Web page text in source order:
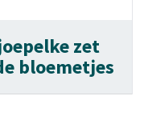
zet
bloemetjes